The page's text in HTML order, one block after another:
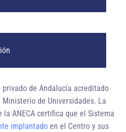
de Andalucía acreditado
Ministerio de Universidades. La
la ANECA certifica que el Sistema
implantadoen el Centro y sus